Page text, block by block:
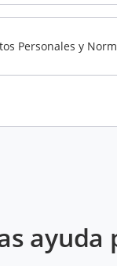
Personales y
ayuda